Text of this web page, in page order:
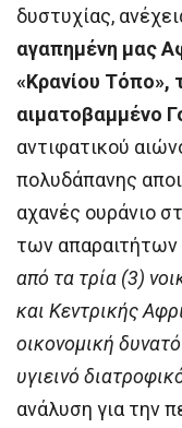
δυστυχίας,
αγαπημένη μας
«Κρανίου Τόπο»,
αιματοβαμμένο
αντιφατικού
πολυδάπανης
αχανές ουράνιο
των απαραιτήτων
από τα τρία (3)
και Κεντρικής
οικονομική
υγιεινό
ανάλυση για την